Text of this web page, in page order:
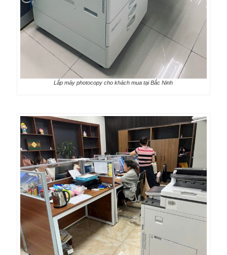
Lắp máy photocopy cho khách mua tại Bắc Ninh